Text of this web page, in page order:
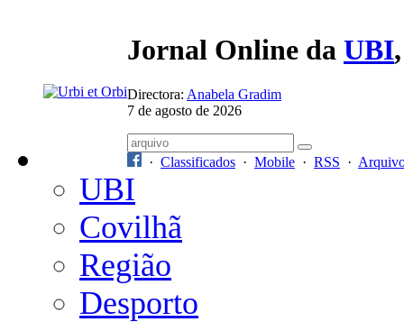
Jornal Online da UBI
Directora: Anabela Gradim
7 de agosto de 2026
· Classificados · Mobile · RSS ·
UBI
Covilhã
Região
Desporto